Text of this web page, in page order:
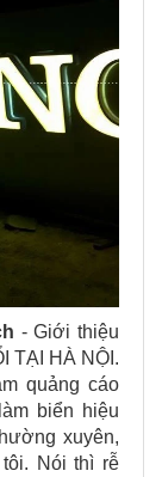
- Giới thiệu
TẠI HÀ NỘI.
quảng cáo
biển hiệu
xuyên,
Nói thì rễ